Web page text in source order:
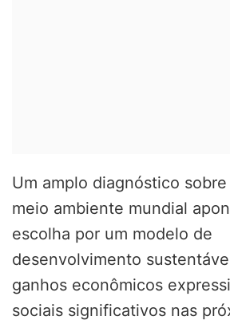
Um amplo diagnóstico
meio ambiente mundial
escolha por um modelo de
desenvolvimento
ganhos econômicos
sociais significativos nas